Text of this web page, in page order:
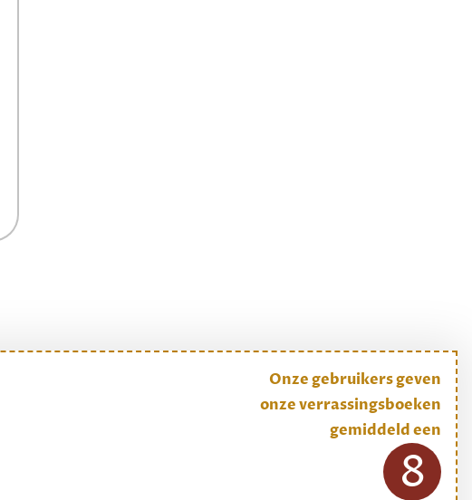
Onze gebruikers geven
onze verrassingsboeken
gemiddeld een
8